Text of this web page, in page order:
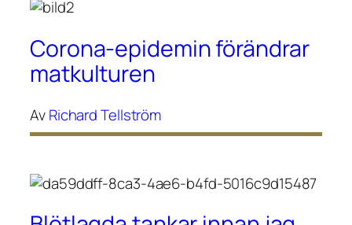
Corona-epidemin förändrar
matkulturen
AvRichard Tellström